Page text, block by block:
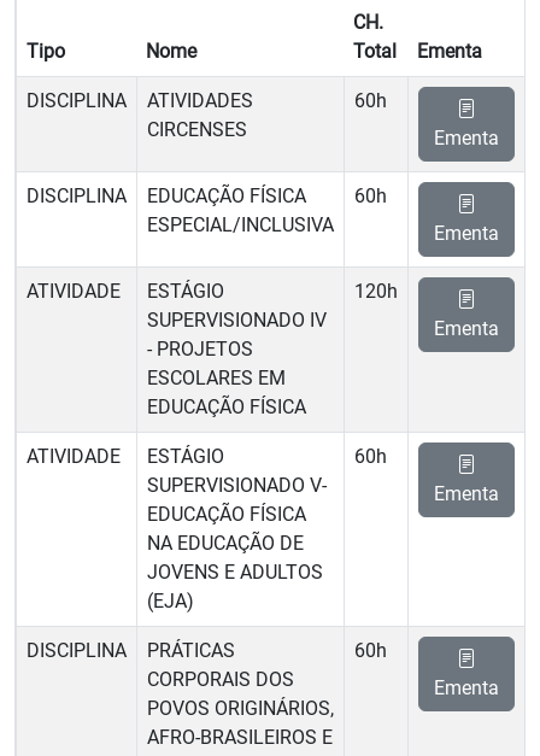
Tipo Nome
CH.
Total
Ementa
DISCIPLINA
ATIVIDADES
CIRCENSES
60h
Ementa
DISCIPLINA
EDUCAÇÃO FÍSICA
ESPECIAL/INCLUSIVA
60h
Ementa
ATIVIDADE
ESTÁGIO
SUPERVISIONADO IV
- PROJETOS
ESCOLARES EM
EDUCAÇÃO FÍSICA
120h
Ementa
ATIVIDADE
ESTÁGIO
SUPERVISIONADO V-
EDUCAÇÃO FÍSICA
NA EDUCAÇÃO DE
JOVENS E ADULTOS
(EJA)
60h
Ementa
DISCIPLINA
PRÁTICAS
CORPORAIS DOS
POVOS ORIGINÁRIOS,
AFRO-BRASILEIROS E
60h
Ementa